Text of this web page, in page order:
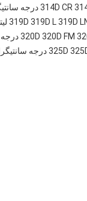
314D CR
319D 319D L319D
320D 320D FM
325D